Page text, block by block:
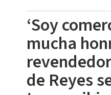
‘Soy
mucha
de Reyes